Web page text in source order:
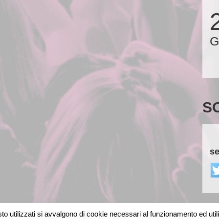
utilizzati si avvalgono di cookie necessari al funzionamento ed